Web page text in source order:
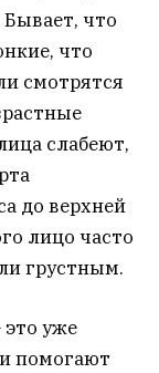
что
что
смотрятся
слабеют,
до верхней
лицо часто
грустным.
это уже
помогают